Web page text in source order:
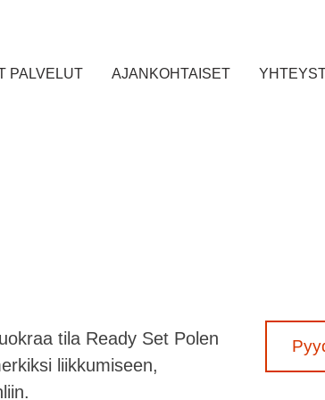
PALVELUT AJANKOHTAISET
tila Ready Set Polen
liikkumiseen,